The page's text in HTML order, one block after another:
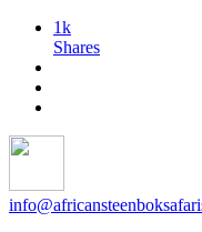
1k
Shares